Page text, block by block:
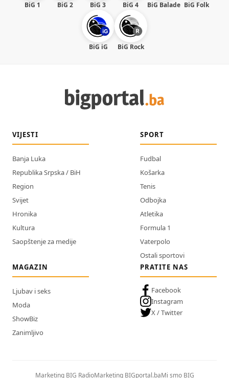
BiG 1 BiG 2 BiG 3 BiG 4 BiG Balade BiG Folk
BiG iG BiG Rock
VIJESTI
Banja Luka
Republika Srpska / BiH
Region
Svijet
Hronika
Kultura
Saopštenje za medije
SPORT
Fudbal
Košarka
Tenis
Odbojka
Atletika
Formula 1
Vaterpolo
Ostali sportovi
MAGAZIN
Ljubav i seks
Moda
ShowBiz
Zanimljivo
PRATITE NAS
Facebook
Instagram
X / Twitter
Marketing BIG RadioMarketing BIGportal.baMi smo BIG